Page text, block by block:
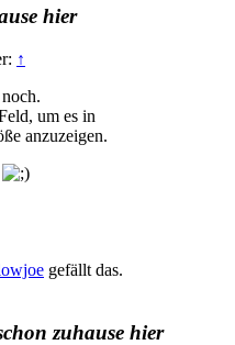
hier
↑
um es in
anzuzeigen.
gefällt das.
zuhause hier